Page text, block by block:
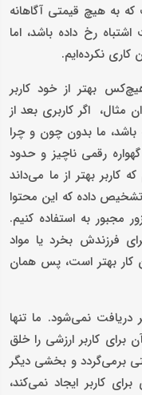
به هیچ قیمتی آگاهانه
رخ داده باشد، اما
نکرده‌ایم.
بهتر از خود کاربر
اگر کاربری بعد از
ما بدون چون‌ و چرا
گهواره رقمی ناچیز و حدود
که کاربر بهتر از ما می‌داند
تشخیص داده که این محتوا
مجبور به استفاده کنیم.
فرزندش بخرد یا مواد
کار بهتر است، پس همان
دریافت نمی‌شود. ما تنها
برای کاربر ارزشی را خلق
برمی‌گردد و بخشی دیگر
کاربر ایجاد نمی‌کند،